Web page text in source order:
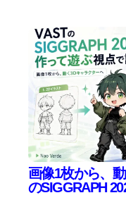
画像1枚から、
のSIGGRAPH